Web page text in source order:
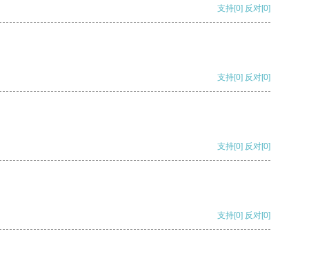
支持[0] 反对[0]
支持[0] 反对[0]
支持[0] 反对[0]
支持[0] 反对[0]